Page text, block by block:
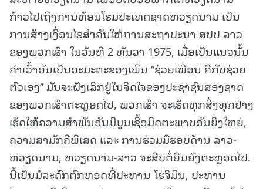
ກ້າວໄປເຖິງການທ້ອນໂຮມປະເທດຊາດຫວຽດນາມ ເປັນ
ການສ້າງເງື່ອນໄຂສໍາຄັນໃຫ້ການສະຖາປະນາ ສປປ ລາວ
ຂອງພວກເຮົາ ໃນວັນທີ 2 ທັນວາ 1975, ເມື່ອເປັນແນວນັ້ນ
ຄໍາເວົ້າອັນເປັນອະມະຕະຂອງເພິ່ນ “ຊ່ວຍເພື່ອນ ຄືກັບຊ່ວຍ
ຕົວເອງ” ມັນຈະຝັງເລິກຢູ່ໃນຈິດໃຈຂອງປະຊາຊົນສອງຊາດ
ຂອງພວກເຮົາຕະຫຼອດໄປ, ພວກເຮົາ ຈະເຮັດທຸກສິ່ງທຸກຢ່າງ
ເຮັດໃຫ້ຄວາມສໍາພັນອັນມີມູນເຊື້ອມິດຕະພາບອັນຍິ່ງໃຫຍ່,
ຄວາມສາມັກຄີພິເສດ ແລະ ການຮ່ວມມືຮອບດ້ານ ລາວ-
ຫວຽດນາມ, ຫວຽດນາມ-ລາວ ຈະສືບຕໍ່ຍືນຍົງຕະຫຼອດໄປ.
ນີ້ເປັນມໍລະດົກຕົກທອດທີ່ປະທານ ໂຮ່ຈິມິນ, ປະທານ